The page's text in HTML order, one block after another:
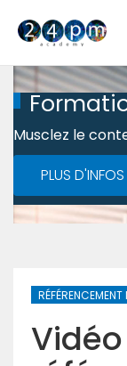
Musclez le
PLUS D'INFOS
RÉFÉRENCEMENT